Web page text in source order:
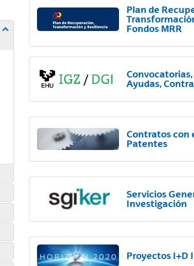
Mostrar/ocultar subpáginas
Plan de
Fondos MRR
Ayudas,
Contratos con
Patentes
Servicios
Investigación
Proyectos I+D